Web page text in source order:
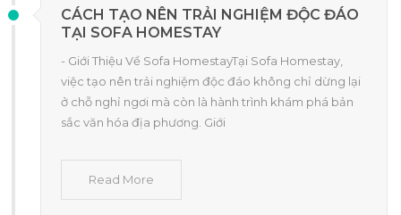
CÁCH TẠO NÊN TRẢI NGHIỆM ĐỘC ĐÁO
TẠI SOFA HOMESTAY
- Giới Thiệu Về Sofa HomestayTại Sofa Homestay,
việc tạo nên trải nghiệm độc đáo không chỉ dừng lại
ở chỗ nghỉ ngơi mà còn là hành trình khám phá bản
sắc văn hóa địa phương. Giới
Read More